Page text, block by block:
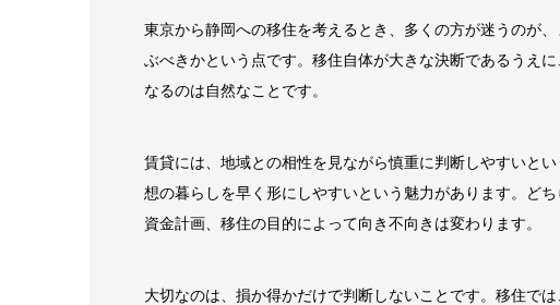
東京から静岡への移住を考えるとき、多くの方が迷うのが
ぶべきかという点です。移住自体が大きな決断であるうえ
なるのは自然なことです。
賃貸には、地域との相性を見ながら慎重に判断しやすいと
想の暮らしを早く形にしやすいという魅力があります。ど
資金計画、移住の目的によって向き不向きは変わります。
大切なのは、損か得かだけで判断しないことです。移住で